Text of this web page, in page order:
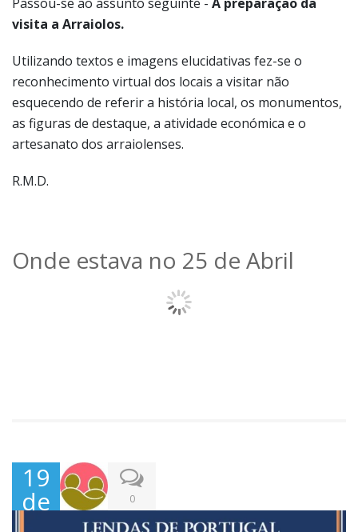
visita a Arraiolos.
Utilizando textos e imagens elucidativas fez-se o
reconhecimento virtual dos locais a visitar não
esquecendo de referir a história local, os monumentos,
as figuras de destaque, a atividade económica e o
artesanato dos arraiolenses.
R.M.D.
Onde estava no 25 de Abril
19
de 0